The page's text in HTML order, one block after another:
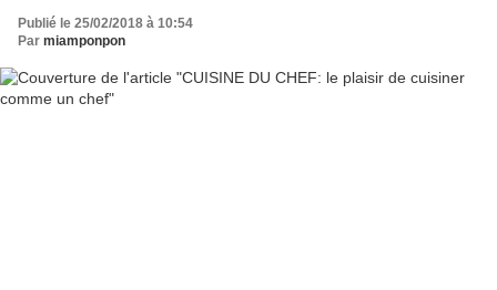
Publié le 25/02/2018 à 10:54
Par miamponpon